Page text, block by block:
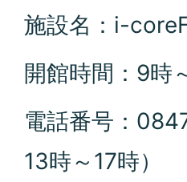
施設名：i-
開館時間：9時
電話番号：
13時～17時）